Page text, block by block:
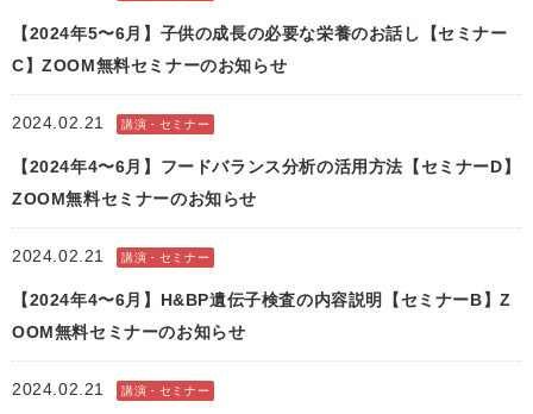
ミッション
会社概要
お問い合わせ
【2024年5〜6月】子供の成長の必要な栄養のお話し【セミナー
C】ZOOM無料セミナーのお知らせ
2024.02.21 講演・セミナー
【2024年4〜6月】フードバランス分析の活用方法【セミナーD】
ZOOM無料セミナーのお知らせ
2024.02.21 講演・セミナー
【2024年4〜6月】H&BP遺伝子検査の内容説明【セミナーB】Z
OOM無料セミナーのお知らせ
2024.02.21 講演・セミナー